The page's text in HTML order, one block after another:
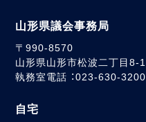
山形県議会事務局
〒990-8570
山形県山形市松波二丁目8-1
執務室電話 ：023-630-3200
自宅